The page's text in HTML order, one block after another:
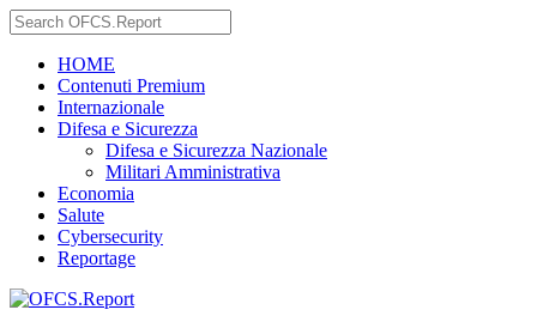
HOME
Contenuti Premium
Internazionale
Difesa e Sicurezza
Difesa e Sicurezza Nazionale
Militari Amministrativa
Economia
Salute
Cybersecurity
Reportage